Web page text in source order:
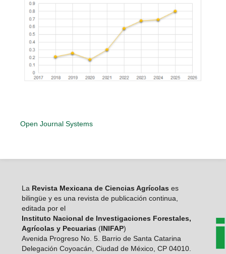
Open Journal Systems
La Revista Mexicana de Ciencias Agrícolas es
bilingüe y es una revista de publicación continua,
editada por el
Instituto Nacional de Investigaciones Forestales,
Agrícolas y Pecuarias (INIFAP)
Avenida Progreso No. 5. Barrio de Santa Catarina
Delegación Coyoacán, Ciudad de México, CP 04010.